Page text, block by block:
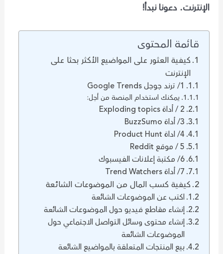
الإنترنت. دعونا نبدأ!
قائمة المحتوى
كيفية العثور على المواضيع الأكثر بحثا على
الإنترنت
1/ ترند جوجل Google Trends
يمكنك استخدام المنصة من أجل:
2 / أداة Exploding topics
3/ أداة BuzzSumo
4/ اداة Product Hunt
5 / موقع Reddit
6/ مكتبة إعلانات الفيسبوك
7/ أداة Trend Watchers
كيفية كسب المال من الموضوعات الشائعة
اكتب عن الموضوعات الشائعة
إنشاء مقاطع فيديو حول الموضوعات الشائعة
إنشاء محتوى وسائل التواصل الاجتماعي حول
الموضوعات الشائعة
بيع المنتجات المتعلقة بالمواضيع الشائعة